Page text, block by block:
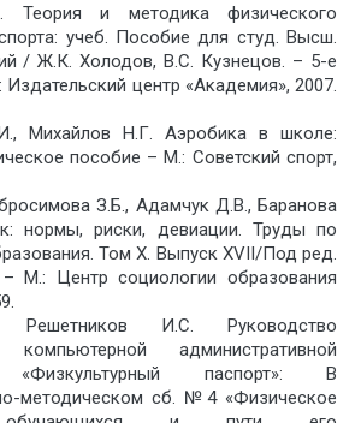
Теория и методика физического
учеб. Пособие для студ. Высш.
/ Ж.К. Холодов, В.С. Кузнецов. – 5-е
Издательский центр «Академия», 2007.
Михайлов Н.Г. Аэробика в школе:
пособие – М.: Советский спорт,
З.Б., Адамчук Д.В., Баранова
нормы, риски, девиации. Труды по
Том Х. Выпуск XVII/Под ред.
М.: Центр социологии образования
И.С. Руководство
компьютерной административной
«Физкультурный паспорт»: В
методическом сб. №4 «Физическое